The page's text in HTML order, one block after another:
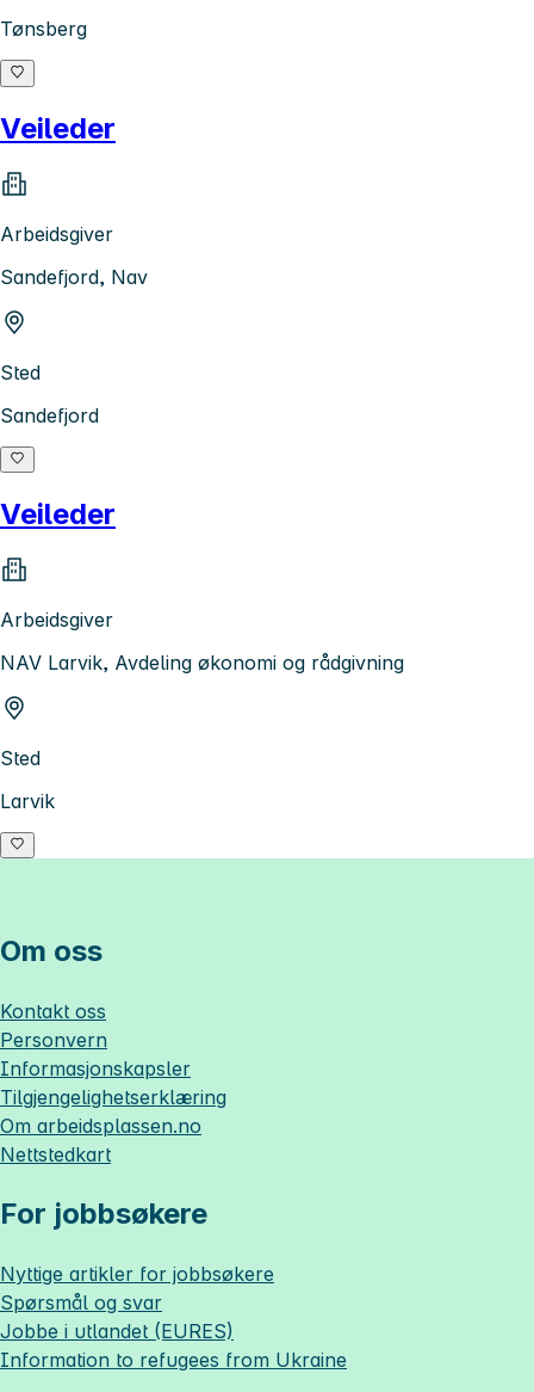
Tønsberg
Veileder
Arbeidsgiver
Sandefjord, Nav
Sted
Sandefjord
Veileder
Arbeidsgiver
NAV Larvik, Avdeling økonomi og rådgivning
Sted
Larvik
Om oss
Kontakt oss
Personvern
Informasjonskapsler
Tilgjengelighetserklæring
Om arbeidsplassen.no
Nettstedkart
For jobbsøkere
Nyttige artikler for jobbsøkere
Spørsmål og svar
Jobbe i utlandet (EURES)
Information to refugees from Ukraine